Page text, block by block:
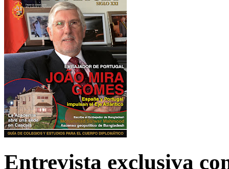
Entrevista exclusiva